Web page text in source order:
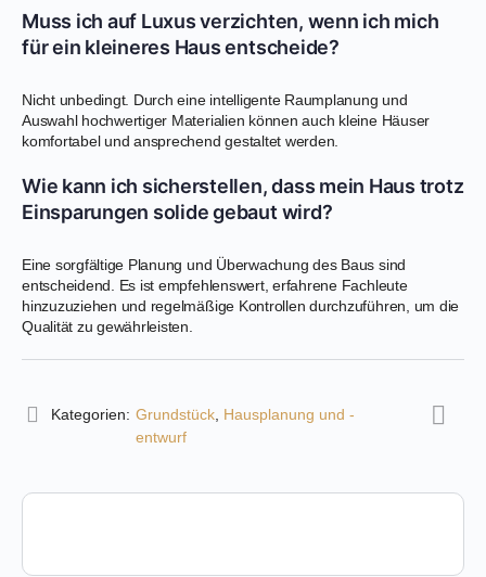
Muss ich auf Luxus verzichten, wenn ich mich
für ein kleineres Haus entscheide?
Nicht unbedingt. Durch eine intelligente Raumplanung und
Auswahl hochwertiger Materialien können auch kleine Häuser
komfortabel und ansprechend gestaltet werden.
Wie kann ich sicherstellen, dass mein Haus trotz
Einsparungen solide gebaut wird?
Eine sorgfältige Planung und Überwachung des Baus sind
entscheidend. Es ist empfehlenswert, erfahrene Fachleute
hinzuzuziehen und regelmäßige Kontrollen durchzuführen, um die
Qualität zu gewährleisten.
Kategorien: Grundstück Hausplanung und -
entwurf